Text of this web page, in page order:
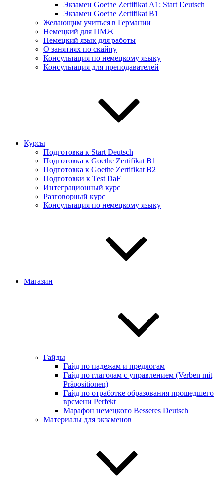
Экзамен Goethe Zertifikat А1: Start Deutsch
Экзамен Goethe Zertifikat B1
Желающим учиться в Германии
Немецкий для ПМЖ
Немецкий язык для работы
О занятиях по скайпу
Консультация по немецкому языку
Консультация для преподавателей
Курсы
Подготовка к Start Deutsch
Подготовка к Goethe Zertifikat B1
Подготовка к Goethe Zertifikat B2
Подготовки к Test DaF
Интеграционный курс
Разговорный курс
Консультация по немецкому языку
Магазин
Гайды
Гайд по падежам и предлогам
Гайд по глаголам с управлением (Verben mit
Präpositionen)
Гайд по отработке образования прошедшего
времени Perfekt
Марафон немецкого Besseres Deutsch
Материалы для экзаменов